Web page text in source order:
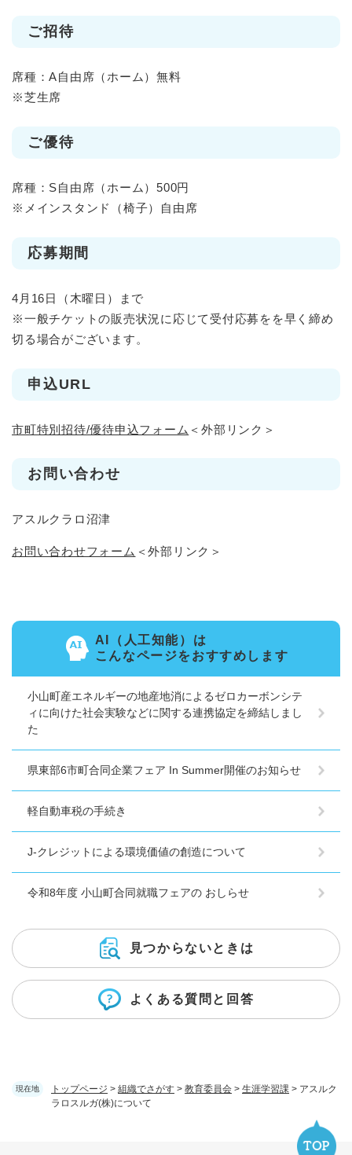
現在地 トップページ > 組織でさがす > 教育委員会 > 生涯学習課 > アスルク
ラロスルガ(株)について
ご招待
席種：A自由席（ホーム）無料
※芝生席
ご優待
席種：S自由席（ホーム）500円
※メインスタンド（椅子）自由席
応募期間
4月16日（木曜日）まで
※一般チケットの販売状況に応じて受付応募をを早く締め
切る場合がございます。
申込URL
市町特別招待/優待申込フォーム ＜外部リンク＞
お問い合わせ
アスルクラロ沼津
お問い合わせフォーム ＜外部リンク＞
AI（人工知能）は
こんなページをおすすめします
小山町産エネルギーの地産地消によるゼロカーボンシテ
ィに向けた社会実験などに関する連携協定を締結しまし
た
県東部6市町合同企業フェア In Summer開催のお知らせ
軽自動車税の手続き
J-クレジットによる環境価値の創造について
令和8年度 小山町合同就職フェアの おしらせ
見つからないときは
よくある質問と回答